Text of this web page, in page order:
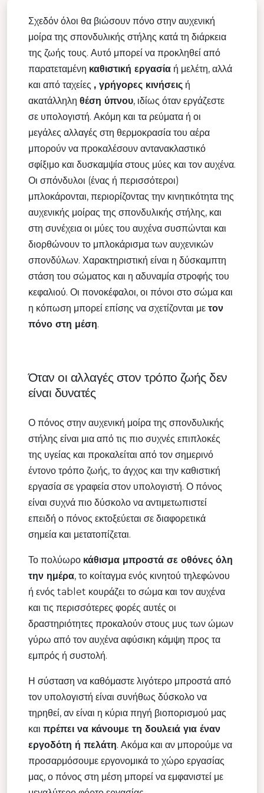
Σχεδόν όλοι θα βιώσουν πόνο στην αυχενική
μοίρα της σπονδυλικής στήλης κατά τη διάρκεια
της ζωής τους. Αυτό μπορεί να προκληθεί από
παρατεταμένη καθιστική εργασία ή μελέτη, αλλά
και από ταχείες , γρήγορες κινήσεις ή
ακατάλληλη θέση ύπνου, ιδίως όταν εργάζεστε
σε υπολογιστή. Ακόμη και τα ρεύματα ή οι
μεγάλες αλλαγές στη θερμοκρασία του αέρα
μπορούν να προκαλέσουν αντανακλαστικό
σφίξιμο και δυσκαμψία στους μύες και τον αυχένα.
Οι σπόνδυλοι (ένας ή περισσότεροι)
μπλοκάρονται, περιορίζοντας την κινητικότητα της
αυχενικής μοίρας της σπονδυλικής στήλης, και
στη συνέχεια οι μύες του αυχένα συσπώνται και
διορθώνουν το μπλοκάρισμα των αυχενικών
σπονδύλων. Χαρακτηριστική είναι η δύσκαμπτη
στάση του σώματος και η αδυναμία στροφής του
κεφαλιού. Οι πονοκέφαλοι, οι πόνοι στο σώμα και
η κόπωση μπορεί επίσης να σχετίζονται με τον
πόνο στη μέση.
Όταν οι αλλαγές στον τρόπο ζωής δεν
είναι δυνατές
Ο πόνος στην αυχενική μοίρα της σπονδυλικής
στήλης είναι μια από τις πιο συχνές επιπλοκές
της υγείας και προκαλείται από τον σημερινό
έντονο τρόπο ζωής, το άγχος και την καθιστική
εργασία σε γραφεία στον υπολογιστή. Ο πόνος
είναι συχνά πιο δύσκολο να αντιμετωπιστεί
επειδή ο πόνος εκτοξεύεται σε διαφορετικά
σημεία και μετατοπίζεται.
Το πολύωρο κάθισμα μπροστά σε οθόνες όλη
την ημέρα, το κοίταγμα ενός κινητού τηλεφώνου
ή ενός tablet κουράζει το σώμα και τον αυχένα
και τις περισσότερες φορές αυτές οι
δραστηριότητες προκαλούν στους μυς των ώμων
γύρω από τον αυχένα αφύσικη κάμψη προς τα
εμπρός ή συστολή.
Η σύσταση να καθόμαστε λιγότερο μπροστά από
τον υπολογιστή είναι συνήθως δύσκολο να
τηρηθεί, αν είναι η κύρια πηγή βιοπορισμού μας
και πρέπει να κάνουμε τη δουλειά για έναν
εργοδότη ή πελάτη. Ακόμα και αν μπορούμε να
προσαρμόσουμε εργονομικά το χώρο εργασίας
μας, ο πόνος στη μέση μπορεί να εμφανιστεί με